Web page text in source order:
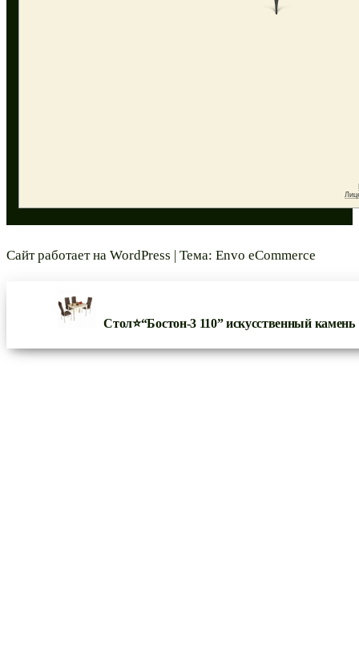
Сайт работает на WordPress Тема: Envo eCommerce
Стол⭐“Бостон-3 110” искусственный камень